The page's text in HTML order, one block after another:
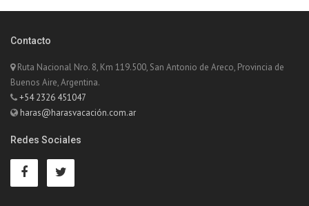
Contacto
Ruta Nacional Nro. 8, Km 119.500, San Antonio de Areco, Provincia de
Buenos Aire, Argentina.
+54 2326 451047
haras@harasvacación.com.ar
Redes Sociales